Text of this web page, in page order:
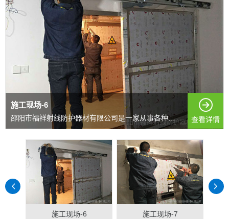
施工现场-6
邵阳市福祥射线防护器材有限公司是一家从事各种射线防护... 查看详情
施工现场-6 施工现场-7